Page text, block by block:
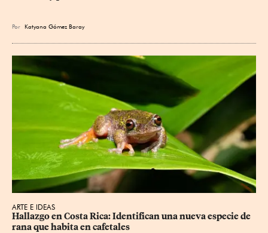
Por Katyana Gómez Baray
ARTE E IDEAS
Hallazgo en Costa Rica: Identifican una nueva especie de
rana que habita en cafetales